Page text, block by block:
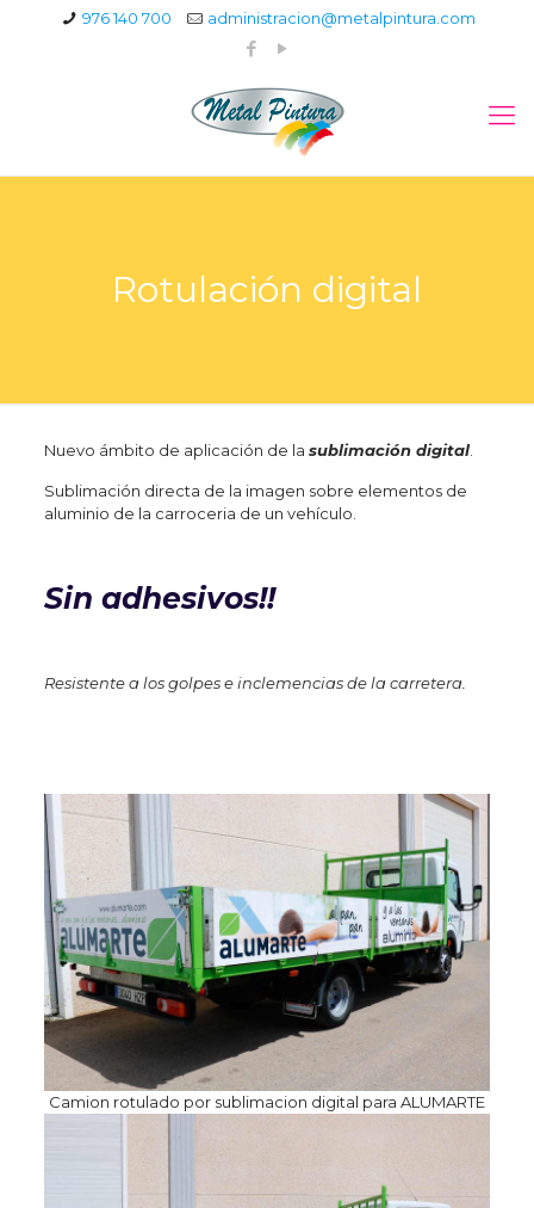
976 140 700 administracion@metalpintura.com
Rotulación digital
Nuevo ámbito de aplicación de la sublimación digital.
Sublimación directa de la imagen sobre elementos de
aluminio de la carroceria de un vehículo.
Sin adhesivos!!
Resistente a los golpes e inclemencias de la carretera.
Camion rotulado por sublimacion digital para ALUMARTE